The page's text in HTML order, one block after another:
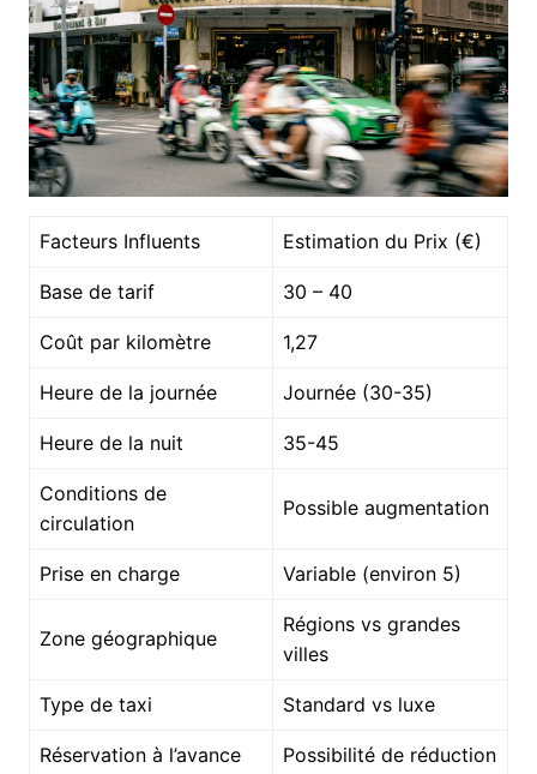
Facteurs Influents Estimation du Prix (€)
Base de tarif 30 – 40
Coût par kilomètre 1,27
Heure de la journée Journée (30-35)
Heure de la nuit 35-45
Conditions de
circulation
Possible augmentation
Prise en charge Variable (environ 5)
Zone géographique
Régions vs grandes
villes
Type de taxi Standard vs luxe
Réservation à l’avance Possibilité de réduction